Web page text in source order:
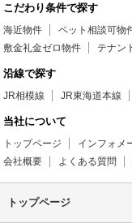
こだわり条件で探す
海近物件 ペット相談可物
敷金礼金ゼロ物件
テナン
沿線で探す
JR相模線 JR東海道本線
当社について
トップページ インフォメ
会社概要
よくある質問
トップページ